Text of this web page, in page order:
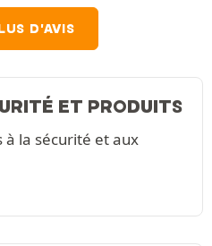
D'AVIS
ET PRODUITS
à la sécurité et aux